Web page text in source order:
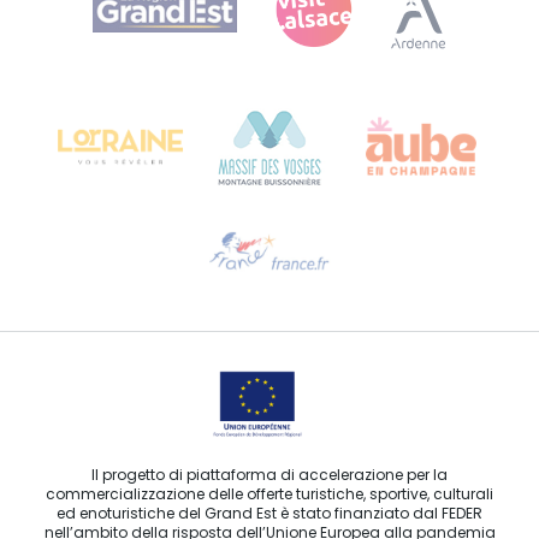
Bureau de Colmar (sede operativa)
Contattaci per e-mail
Il progetto di piattaforma di accelerazione per la
commercializzazione delle offerte turistiche, sportive, culturali
ed enoturistiche del Grand Est è stato finanziato dal FEDER
nell’ambito della risposta dell’Unione Europea alla pandemia